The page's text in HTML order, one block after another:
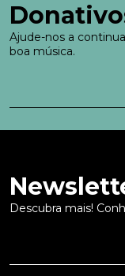
Ajude-nos a
boa música.
Descubra mais!